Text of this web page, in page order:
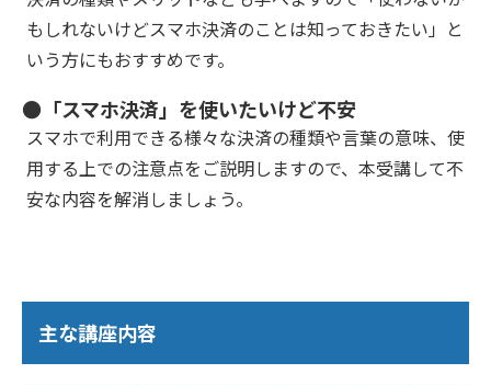
もしれないけどスマホ決済のことは知っておきたい」と
いう方にもおすすめです。
●「スマホ決済」を使いたいけど不安
スマホで利用できる様々な決済の種類や言葉の意味、使
用する上での注意点をご説明しますので、本受講して不
安な内容を解消しましょう。
主な講座内容